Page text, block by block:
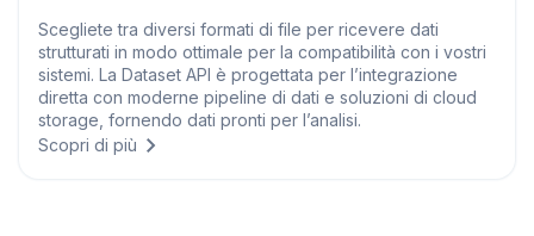
Scegliete tra diversi formati di file per ricevere dati
strutturati in modo ottimale per la compatibilità con i vostri
sistemi. La Dataset API è progettata per l’integrazione
diretta con moderne pipeline di dati e soluzioni di cloud
storage, fornendo dati pronti per l’analisi.
Scopri di più